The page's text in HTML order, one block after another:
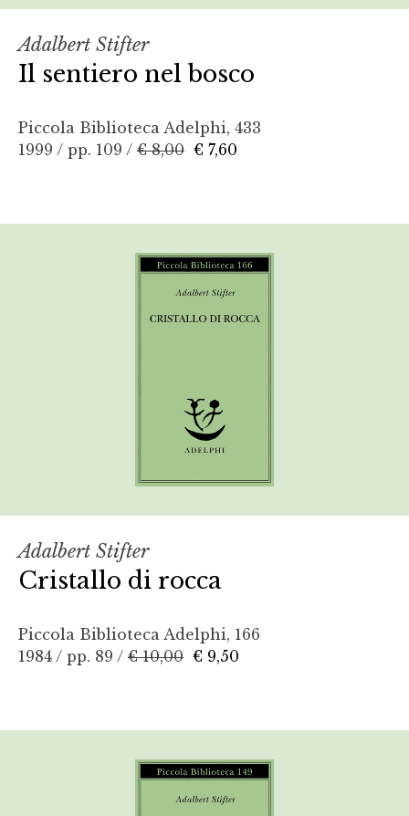
Adalbert Stifter
Il sentiero nel bosco
Piccola Biblioteca Adelphi, 433
1999 / pp. 109 / € 8,00 € 7,60
Adalbert Stifter
Cristallo di rocca
Piccola Biblioteca Adelphi, 166
1984 / pp. 89 / € 10,00 € 9,50